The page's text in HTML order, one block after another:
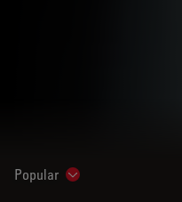
Popular Show subnavigation